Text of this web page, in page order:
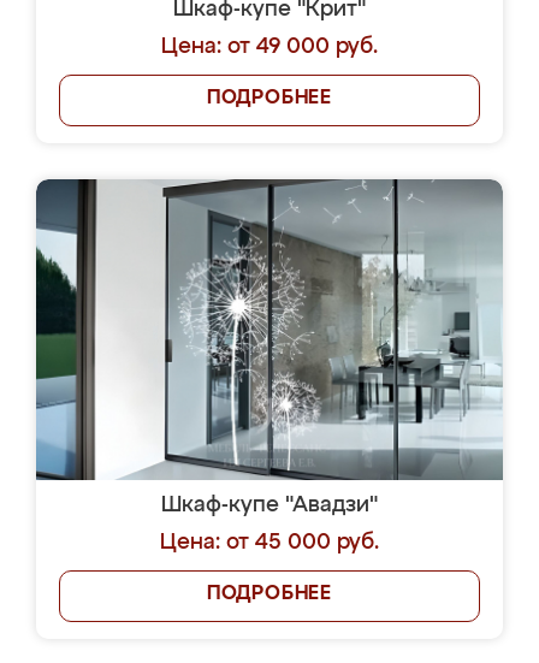
Шкаф-купе "Крит"
Цена: от 49 000 руб.
ПОДРОБНЕЕ
Шкаф-купе "Авадзи"
Цена: от 45 000 руб.
ПОДРОБНЕЕ